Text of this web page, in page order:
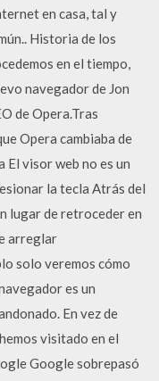
en casa, tal y
Historia de los
en el tiempo,
navegador de Jon
de Opera.Tras
Opera cambiaba de
visor web no es un
la tecla Atrás del
lugar de retroceder en
arreglar
solo veremos cómo
es un
En vez de
visitado en el
Google sobrepasó